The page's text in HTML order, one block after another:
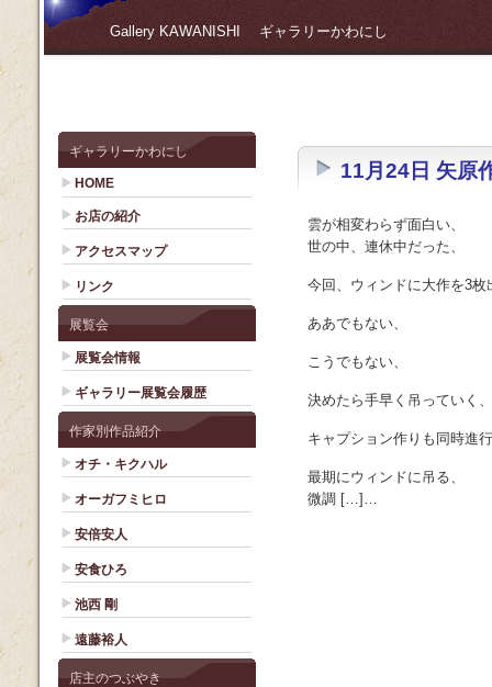
Gallery KAWANISHI ギャラリーかわにし
ギャラリーかわにし
HOME
お店の紹介
アクセスマップ
リンク
展覧会
展覧会情報
ギャラリー展覧会履歴
作家別作品紹介
オチ・キクハル
オーガフミヒロ
安倍安人
安食ひろ
池西 剛
遠藤裕人
店主のつぶやき
11月24日 矢原
雲が相変わらず面白い、
世の中、連休中だった、
今回、ウィンドに大作を3枚
ああでもない、
こうでもない、
決めたら手早く吊っていく、
キャプション作りも同時進
最期にウィンドに吊る、
微調 […]…